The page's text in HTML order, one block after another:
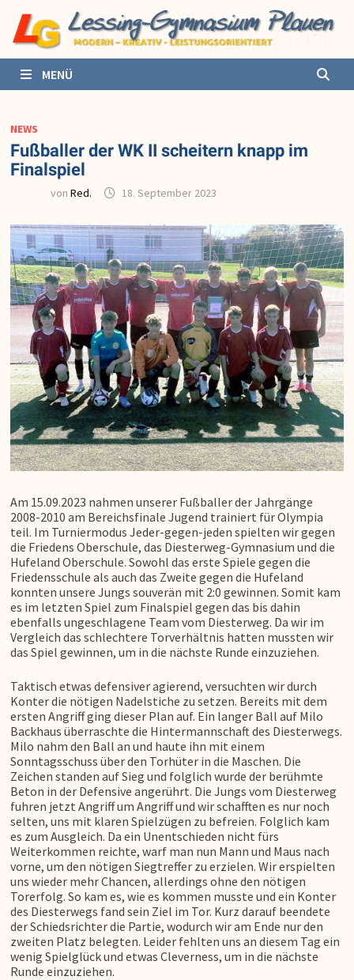
zum
Inhalt
MENÜ
NEWS
Fußballer der WK II scheitern knapp im
Finalspiel
vonRed. 18. September 2023
Am 15.09.2023 nahmen unserer Fußballer der Jahrgänge
2008-2010 am Bereichsfinale Jugend trainiert für Olympia
teil. Im Turniermodus Jeder-gegen-jeden spielten wir gegen
die Friedens Oberschule, das Diesterweg-Gymnasium und die
Hufeland Oberschule. Sowohl das erste Spiele gegen die
Friedensschule als auch das Zweite gegen die Hufeland
konnten unsere Jungs souverän mit 2:0 gewinnen. Somit kam
es im letzten Spiel zum Finalspiel gegen das bis dahin
ebenfalls ungeschlagene Team vom Diesterweg. Da wir im
Vergleich das schlechtere Torverhältnis hatten mussten wir
das Spiel gewinnen, um in die nächste Runde einzuziehen.
Taktisch etwas defensiver agierend, versuchten wir durch
Konter die nötigen Nadelstiche zu setzen. Bereits mit dem
ersten Angriff ging dieser Plan auf. Ein langer Ball auf Milo
Backhaus überraschte die Hintermannschaft des Diesterwegs.
Milo nahm den Ball an und haute ihn mit einem
Sonntagsschuss über den Torhüter in die Maschen. Die
Zeichen standen auf Sieg und folglich wurde der berühmte
Beton in der Defensive angerührt. Die Jungs vom Diesterweg
fuhren jetzt Angriff um Angriff und wir schafften es nur noch
selten, uns mit klaren Spielzügen zu befreien. Folglich kam
es zum Ausgleich. Da ein Unentschieden nicht fürs
Weiterkommen reichte, warf man nun Mann und Maus nach
vorne, um den nötigen Siegtreffer zu erzielen. Wir erspielten
uns wieder mehr Chancen, allerdings ohne den nötigen
Torerfolg. So kam es, wie es kommen musste und ein Konter
des Diesterwegs fand sein Ziel im Tor. Kurz darauf beendete
der Schiedsrichter die Partie, wodurch wir am Ende nur den
zweiten Platz belegten. Leider fehlten uns an diesem Tag ein
wenig Spielglück und etwas Cleverness, um in die nächste
Runde einzuziehen.